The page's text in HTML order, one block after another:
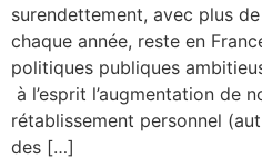
surendettement, avec plus
chaque année, reste en
politiques publiques
à l’esprit l’augmentation de
rétablissement personnel
des […]